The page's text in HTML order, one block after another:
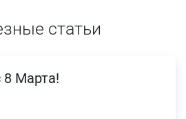
статьи
Марта!